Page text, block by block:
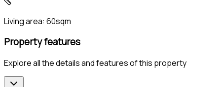
Living area: 60sqm
Property features
Explore all the details and features of this property